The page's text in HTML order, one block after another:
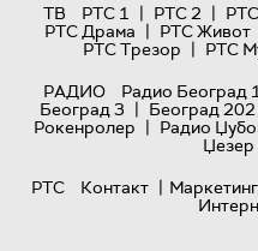
ТВ
РТС 1 | РТС 2 |
РТС Драма | РТС Живот
РТС Трезор | РТС
РАДИО
Радио Београд
Београд 3 | Београд 202
Рокенролер | Радио
Џезер
РТС
Контакт | Маркетинг